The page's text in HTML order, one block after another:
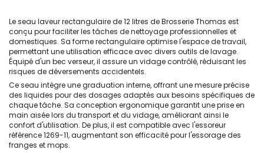
Le seau laveur rectangulaire de 12 litres de Brosserie Thomas est
conçu pour faciliter les tâches de nettoyage professionnelles et
domestiques. Sa forme rectangulaire optimise l'espace de travail,
permettant une utilisation efficace avec divers outils de lavage.
Équipé d'un bec verseur, il assure un vidage contrôlé, réduisant les
risques de déversements accidentels.
Ce seau intègre une graduation interne, offrant une mesure précise
des liquides pour des dosages adaptés aux besoins spécifiques de
chaque tâche. Sa conception ergonomique garantit une prise en
main aisée lors du transport et du vidage, améliorant ainsi le
confort d'utilisation. De plus, il est compatible avec l'essoreur
référence 1269-11, augmentant son efficacité pour l'essorage des
franges et mops.